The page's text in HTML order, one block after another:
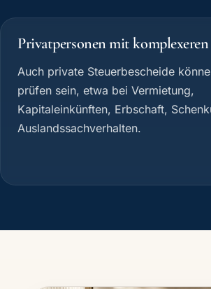
Privatpersonen mit
Auch private Steuerbescheide
prüfen sein, etwa bei Vermietung,
Kapitaleinkünften, Erbschaft,
Auslandssachverhalten.